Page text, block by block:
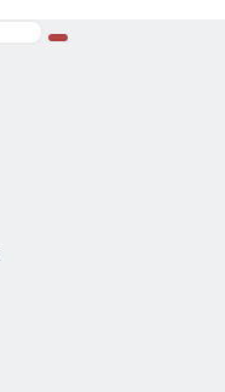
Искать